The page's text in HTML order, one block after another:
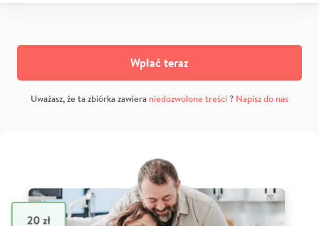
Wpłać teraz
Uważasz, że ta zbiórka zawiera niedozwolone treści? Napisz do nas